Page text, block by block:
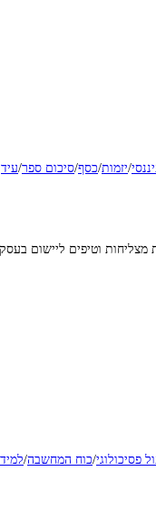
/יזמות/כסף/סיכום ספר/
וטיפים ליישום
פסיכולוגי/כוח המחשבה/